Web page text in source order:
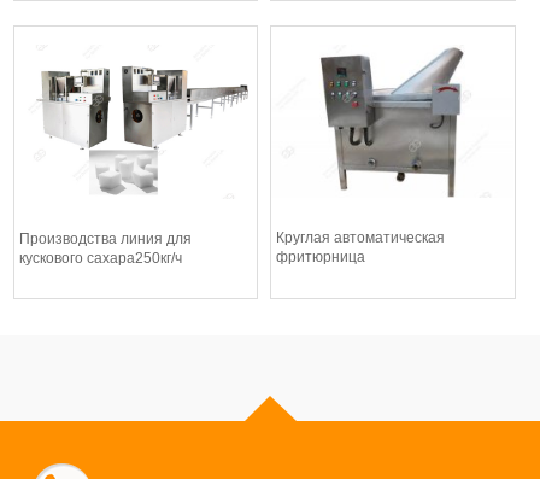
Производства линия для
кускового сахара250кг/ч
Круглая автоматическая
фритюрница